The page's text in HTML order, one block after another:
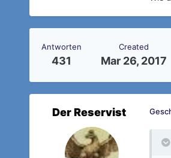
Antworten
431
Created
Mar 26, 2017
Der Reservist